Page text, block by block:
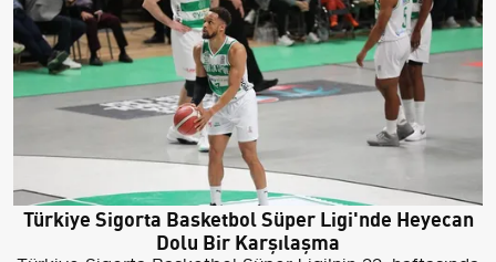
Türkiye Sigorta Basketbol Süper Ligi'nde Heyecan
Dolu Bir Karşılaşma